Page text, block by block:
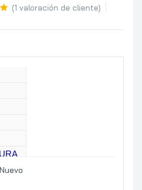
(1 valoración de cliente)